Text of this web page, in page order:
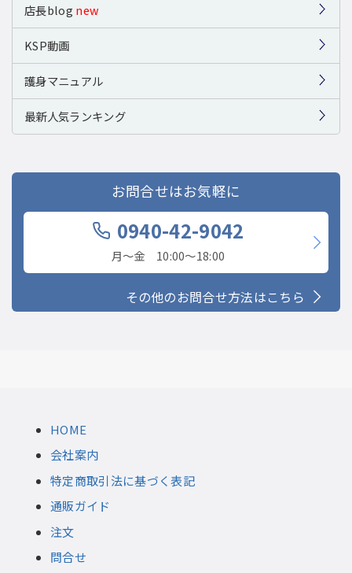
店長blog new
KSP動画
護身マニュアル
最新人気ランキング
お問合せはお気軽に
0940-42-9042
月〜金 10:00〜18:00
その他のお問合せ方法はこちら
HOME
会社案内
特定商取引法に基づく表記
通販ガイド
注文
問合せ